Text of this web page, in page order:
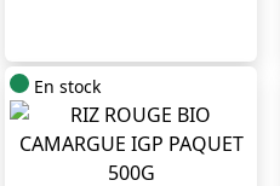
En stock